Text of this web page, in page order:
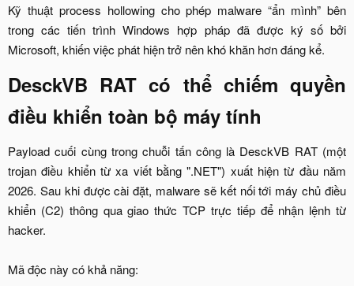
Kỹ thuật process hollowing cho phép malware “ẩn mình” bên
trong các tiến trình Windows hợp pháp đã được ký số bởi
Microsoft, khiến việc phát hiện trở nên khó khăn hơn đáng kể.​
DesckVB RAT có thể chiếm quyền
điều khiển toàn bộ máy tính​
Payload cuối cùng trong chuỗi tấn công là DesckVB RAT (một
trojan điều khiển từ xa viết bằng ".NET") xuất hiện từ đầu năm
2026. Sau khi được cài đặt, malware sẽ kết nối tới máy chủ điều
khiển (C2) thông qua giao thức TCP trực tiếp để nhận lệnh từ
hacker.
Mã độc này có khả năng:​